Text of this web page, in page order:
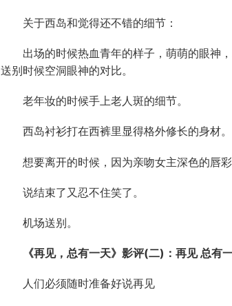
关于西岛和觉得还不错的细节：
出场的时候热血青年的样子，萌萌的眼神
送别时候空洞眼神的对比。
老年妆的时候手上老人斑的细节。
西岛衬衫打在西裤里显得格外修长的身材。
想要离开的时候，因为亲吻女主深色的唇
说结束了又忍不住笑了。
机场送别。
《再见，总有一天》影评(二)：再见 总有
人们必须随时准备好说再见